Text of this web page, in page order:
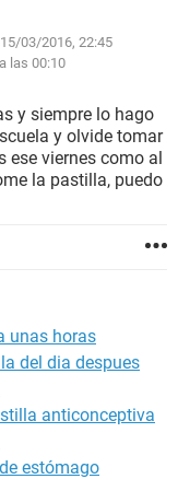
03/2016, 22:45
las 00:10
y siempre lo hago
y olvide tomar
ese viernes como al
la pastilla, puedo
unas horas
del dia despues
anticonceptiva
estómago